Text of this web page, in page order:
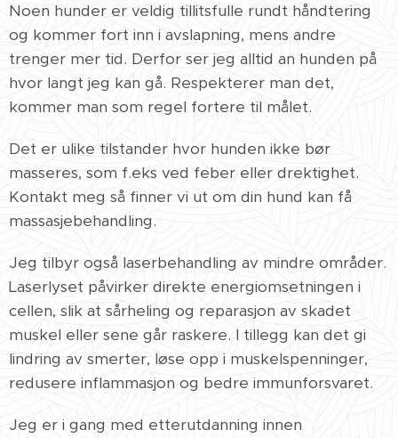
Noen hunder er veldig tillitsfulle rundt håndtering
og kommer fort inn i avslapning, mens andre
trenger mer tid. Derfor ser jeg alltid an hunden på
hvor langt jeg kan gå. Respekterer man det,
kommer man som regel fortere til målet.
Det er ulike tilstander hvor hunden ikke bør
masseres, som f.eks ved feber eller drektighet.
Kontakt meg så finner vi ut om din hund kan få
massasjebehandling.
Jeg tilbyr også laserbehandling av mindre områder.
Laserlyset påvirker direkte energiomsetningen i
cellen, slik at sårheling og reparasjon av skadet
muskel eller sene går raskere. I tillegg kan det gi
lindring av smerter, løse opp i muskelspenninger,
redusere inflammasjon og bedre immunforsvaret.
Jeg er i gang med etterutdanning innen